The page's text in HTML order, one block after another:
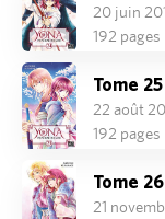
20 juin
192 pages
Tome 25
22 août
192 pages
Tome 26
21